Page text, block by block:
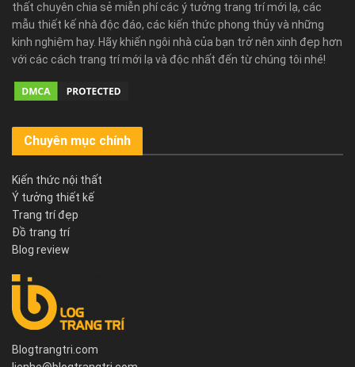
thất chuyên chia sẻ miễn phí các ý tưởng trang trí mới lạ, các
mẫu thiết kế nhà độc đáo, các kiến thức phong thủy và những
kinh nghiệm hay. Hãy khiến ngôi nhà của bạn trở nên xinh đẹp hơn
với các cách trang trí mới lạ và độc nhất đến từ chúng tôi nhé!
Chuyên mục chính
Kiến thức nội thất
Ý tưởng thiết kế
Trang trí đẹp
Đồ trang trí
Blog review
Blogtrangtri.com